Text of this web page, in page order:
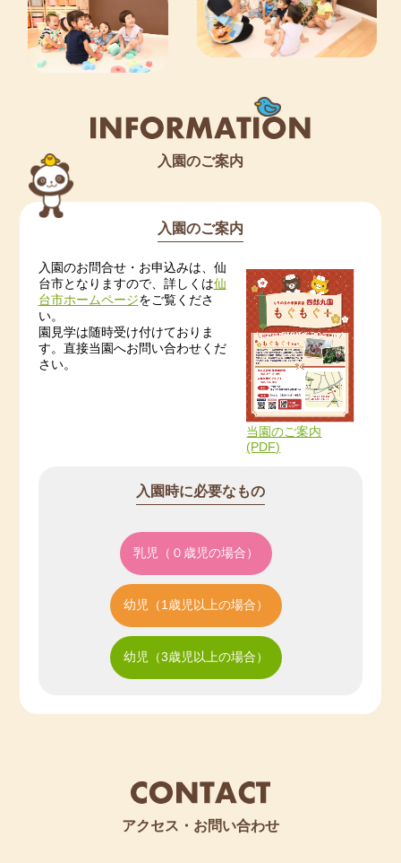
入園のご案内
入園のご案内
当園のご案内
(PDF)
入園のお問合せ・お申込みは、仙
台市となりますので、詳しくは仙
台市ホームページをご覧くださ
い。
園見学は随時受け付けておりま
す。直接当園へお問い合わせくだ
さい。
入園時に必要なもの
乳児（０歳児の場合）
幼児（1歳児以上の場合）
幼児（3歳児以上の場合）
アクセス・お問い合わせ